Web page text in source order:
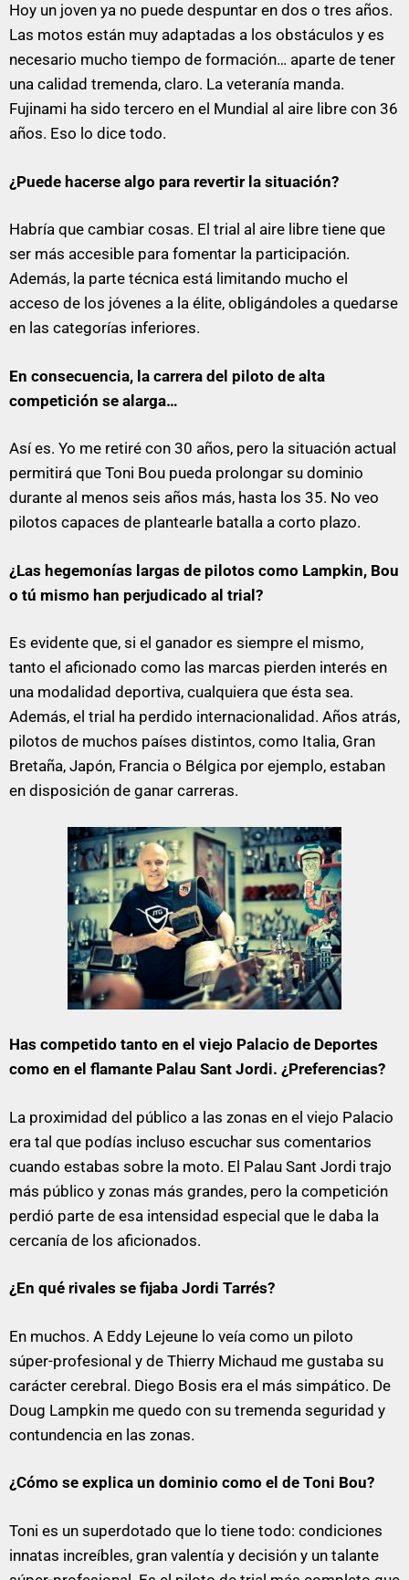
Hoy un joven ya no puede despuntar en dos o tres años.
Las motos están muy adaptadas a los obstáculos y es
necesario mucho tiempo de formación… aparte de tener
una calidad tremenda, claro. La veteranía manda.
Fujinami ha sido tercero en el Mundial al aire libre con 36
años. Eso lo dice todo.
¿Puede hacerse algo para revertir la situación?
Habría que cambiar cosas. El trial al aire libre tiene que
ser más accesible para fomentar la participación.
Además, la parte técnica está limitando mucho el
acceso de los jóvenes a la élite, obligándoles a quedarse
en las categorías inferiores.
En consecuencia, la carrera del piloto de alta
competición se alarga…
Así es. Yo me retiré con 30 años, pero la situación actual
permitirá que Toni Bou pueda prolongar su dominio
durante al menos seis años más, hasta los 35. No veo
pilotos capaces de plantearle batalla a corto plazo.
¿Las hegemonías largas de pilotos como Lampkin, Bou
o tú mismo han perjudicado al trial?
Es evidente que, si el ganador es siempre el mismo,
tanto el aficionado como las marcas pierden interés en
una modalidad deportiva, cualquiera que ésta sea.
Además, el trial ha perdido internacionalidad. Años atrás,
pilotos de muchos países distintos, como Italia, Gran
Bretaña, Japón, Francia o Bélgica por ejemplo, estaban
en disposición de ganar carreras.
Has competido tanto en el viejo Palacio de Deportes
como en el flamante Palau Sant Jordi. ¿Preferencias?
La proximidad del público a las zonas en el viejo Palacio
era tal que podías incluso escuchar sus comentarios
cuando estabas sobre la moto. El Palau Sant Jordi trajo
más público y zonas más grandes, pero la competición
perdió parte de esa intensidad especial que le daba la
cercanía de los aficionados.
¿En qué rivales se fijaba Jordi Tarrés?
En muchos. A Eddy Lejeune lo veía como un piloto
súper-profesional y de Thierry Michaud me gustaba su
carácter cerebral. Diego Bosis era el más simpático. De
Doug Lampkin me quedo con su tremenda seguridad y
contundencia en las zonas.
¿Cómo se explica un dominio como el de Toni Bou?
Toni es un superdotado que lo tiene todo: condiciones
innatas increíbles, gran valentía y decisión y un talante